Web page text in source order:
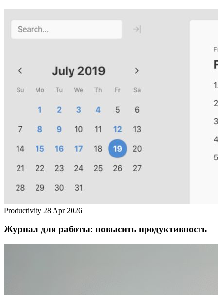
Productivity 28 Apr 2026
Журнал для работы: повысить продуктивность